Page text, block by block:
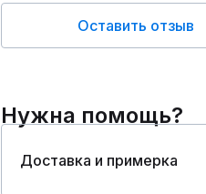
Оставить отзыв
Нужна помощь?
Доставка и примерка